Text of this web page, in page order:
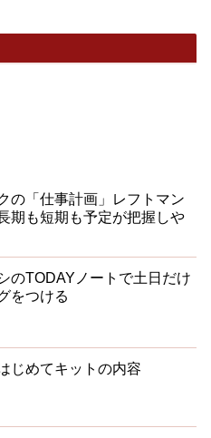
の「仕事計画」レフトマン
期も短期も予定が把握しや
のTODAYノートで土日だけ
をつける
じめてキットの内容